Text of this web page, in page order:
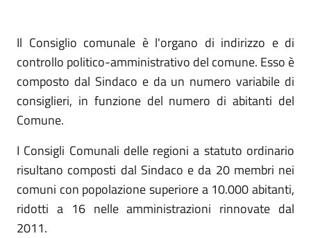
Il Consiglio comunale è l'organo di indirizzo e di
controllo politico-amministrativo del comune. Esso è
composto dal Sindaco e da un numero variabile di
consiglieri, in funzione del numero di abitanti del
Comune.
I Consigli Comunali delle regioni a statuto ordinario
risultano composti dal Sindaco e da 20 membri nei
comuni con popolazione superiore a 10.000 abitanti,
ridotti a 16 nelle amministrazioni rinnovate dal
2011.